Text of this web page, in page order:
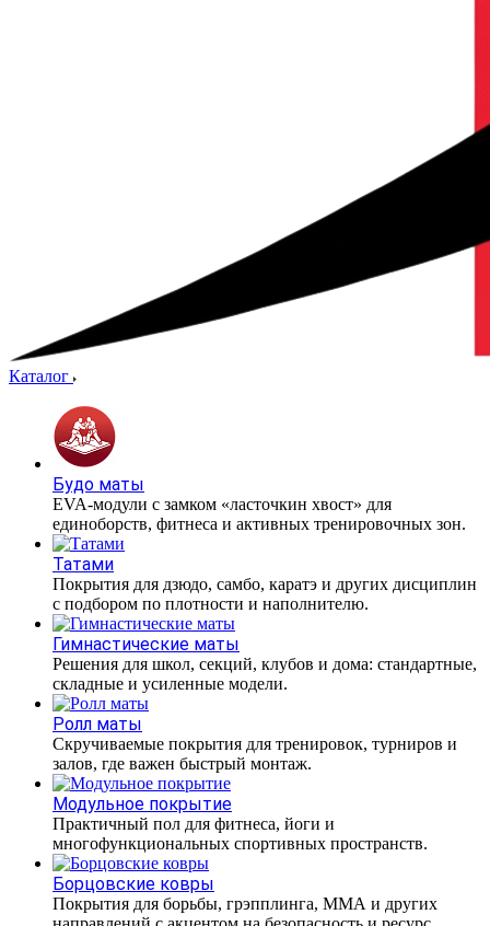
Каталог
Будо маты
EVA-модули с замком «ласточкин хвост» для
единоборств, фитнеса и активных тренировочных зон.
Татами
Покрытия для дзюдо, самбо, каратэ и других дисциплин
с подбором по плотности и наполнителю.
Гимнастические маты
Решения для школ, секций, клубов и дома: стандартные,
складные и усиленные модели.
Ролл маты
Скручиваемые покрытия для тренировок, турниров и
залов, где важен быстрый монтаж.
Модульное покрытие
Практичный пол для фитнеса, йоги и
многофункциональных спортивных пространств.
Борцовские ковры
Покрытия для борьбы, грэпплинга, ММА и других